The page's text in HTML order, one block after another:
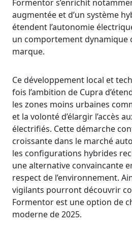
Formentor s’enrichit
augmentée et d’un système
étendent l’autonomie
un comportement dynamique
marque.
Ce développement local et
fois l’ambition de Cupra
les zones moins urbaines
et la volonté d’élargir l’accès
électrifiés. Cette démarche
croissante dans le marché
les configurations hybrides
une alternative convaincante
respect de l’environnement.
vigilants pourront découvrir
Formentor est une option de
moderne de 2025.